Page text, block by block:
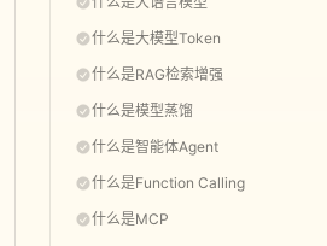
什么是大模型Token
什么是RAG检索增强
什么是模型蒸馏
什么是智能体Agent
什么是Function Calling
什么是MCP